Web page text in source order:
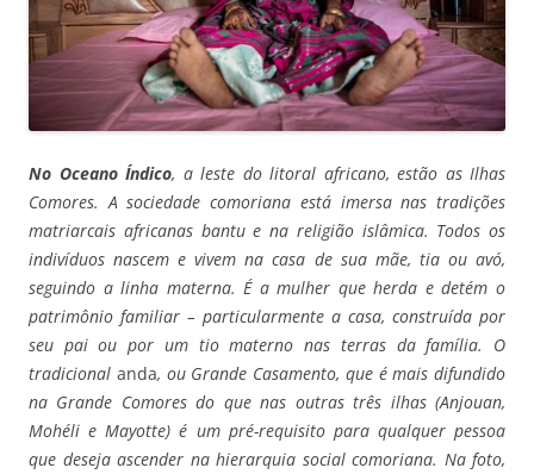
No Oceano Índico, a leste do litoral africano, estão as Ilhas
Comores. A sociedade comoriana está imersa nas tradições
matriarcais africanas bantu e na religião islâmica. Todos os
indivíduos nascem e vivem na casa de sua mãe, tia ou avó,
seguindo a linha materna. É a mulher que herda e detém o
patrimônio familiar – particularmente a casa, construída por
seu pai ou por um tio materno nas terras da família. O
tradicional anda, ou Grande Casamento, que é mais difundido
na Grande Comores do que nas outras três ilhas (Anjouan,
Mohéli e Mayotte) é um pré-requisito para qualquer pessoa
que deseja ascender na hierarquia social comoriana. Na foto,